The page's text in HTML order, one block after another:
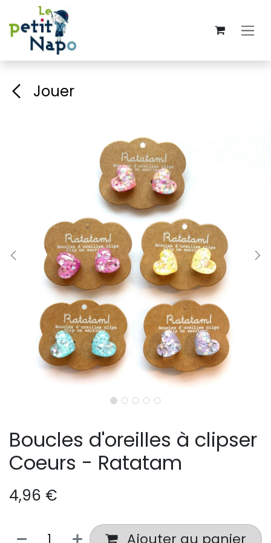
Se rendre au contenu
Jouer
Boucles d'oreilles à clipser
Coeurs - Ratatam
4,96 €
Ajouter au panier